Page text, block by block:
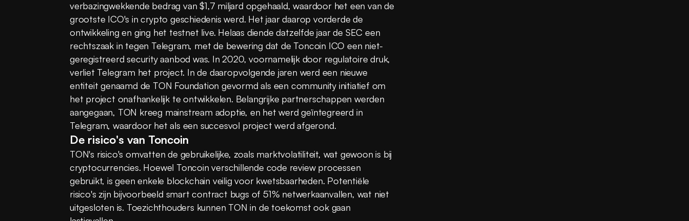
verbazingwekkende bedrag van $1,7 miljard opgehaald, waardoor het een van de
grootste ICO's in crypto geschiedenis werd. Het jaar daarop vorderde de
ontwikkeling en ging het testnet live. Helaas diende datzelfde jaar de SEC een
rechtszaak in tegen Telegram, met de bewering dat de Toncoin ICO een niet-
geregistreerd security aanbod was. In 2020, voornamelijk door regulatoire druk,
verliet Telegram het project. In de daaropvolgende jaren werd een nieuwe
entiteit genaamd de TON Foundation gevormd als een community initiatief om
het project onafhankelijk te ontwikkelen. Belangrijke partnerschappen werden
aangegaan, TON kreeg mainstream adoptie, en het werd geïntegreerd in
Telegram, waardoor het als een succesvol project werd afgerond.
De risico's van Toncoin
TON's risico's omvatten de gebruikelijke, zoals marktvolatiliteit, wat gewoon is bij
cryptocurrencies. Hoewel Toncoin verschillende code review processen
gebruikt, is geen enkele blockchain veilig voor kwetsbaarheden. Potentiële
risico's zijn bijvoorbeeld smart contract bugs of 51% netwerkaanvallen, wat niet
uitgesloten is. Toezichthouders kunnen TON in de toekomst ook gaan